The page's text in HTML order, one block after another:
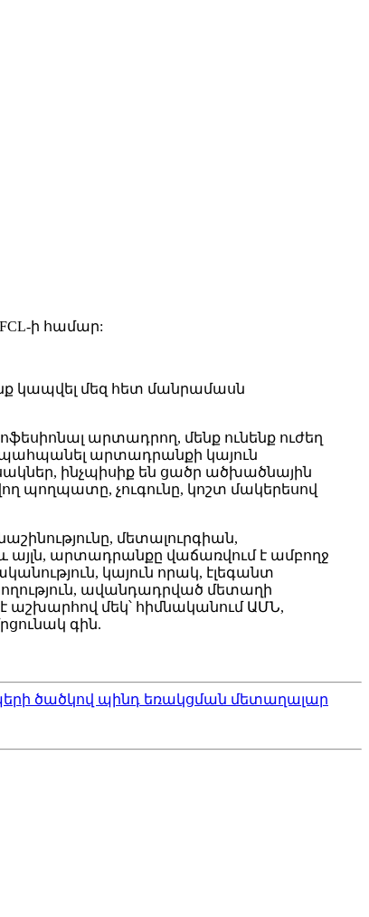
ի համար:
կապվել մեզ հետ մանրամասն
արտադրող, մենք ունենք ուժեղ
արտադրանքի կայուն
ինչպիսիք են ցածր ածխածնային
չուգունը, կոշտ մակերեսով
մետալուրգիան,
այլն, արտադրանքը վաճառվում է ամբողջ
կայուն որակ, էլեգանտ
ավանդադրված մետաղի
աշխարհով մեկ՝ հիմնականում ԱՄՆ,
գին.
ծածկով պինդ եռակցման մետաղալար